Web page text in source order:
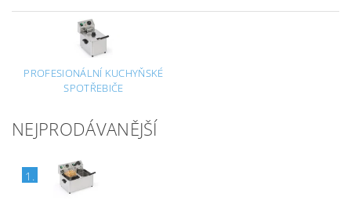
PROFESIONÁLNÍ KUCHYŇSKÉ
SPOTŘEBIČE
NEJPRODÁVANĚJŠÍ
1.